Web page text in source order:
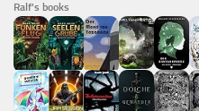
Ralf's books